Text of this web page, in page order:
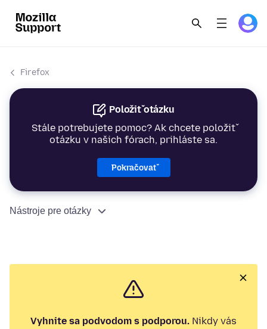
Firefox
Položiť otázku
Stále potrebujete pomoc? Ak chcete položiť
otázku v našich fórach, prihláste sa.
Pokračovať
Nástroje pre otázky
Vyhnite sa podvodom s podporou. Nikdy vás